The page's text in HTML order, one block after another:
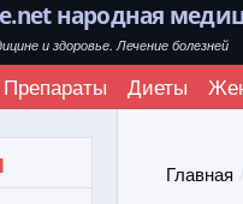
народная
и здоровье. Лечение болезней
Препараты Диеты
Главная